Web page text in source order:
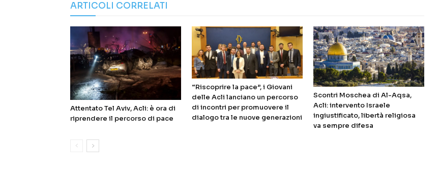
ARTICOLI CORRELATI
Attentato Tel Aviv, Acli: è ora di
riprendere il percorso di pace
“Riscoprire la pace”, i Giovani
delle Acli lanciano un percorso
di incontri per promuovere il
dialogo tra le nuove generazioni
Scontri Moschea di Al-Aqsa,
Acli: intervento Israele
ingiustificato, libertà religiosa
va sempre difesa